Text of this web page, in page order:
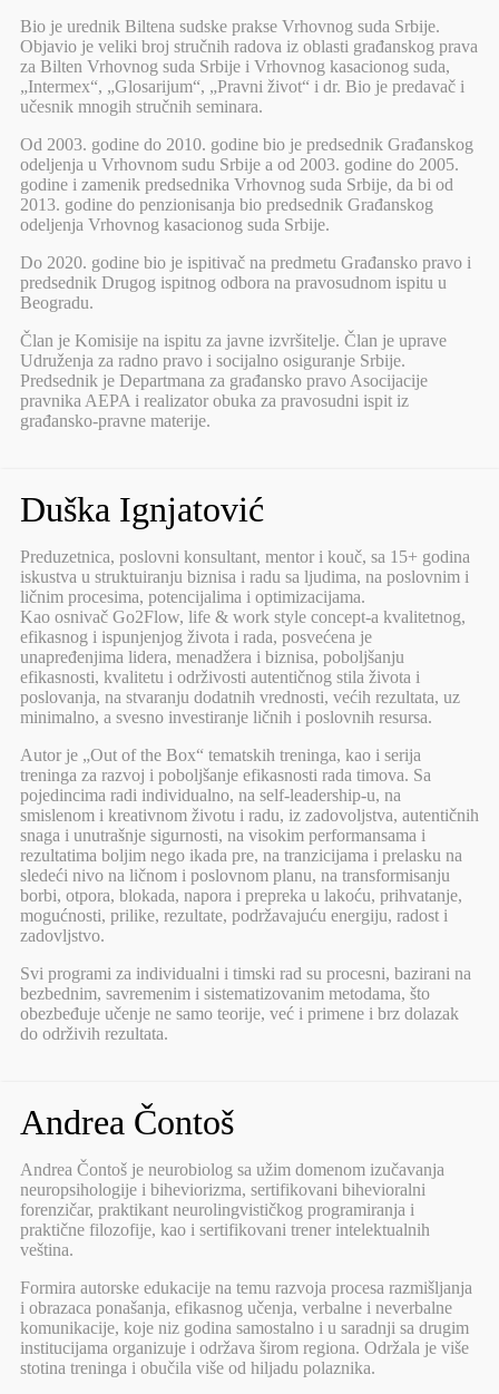
Bio je urednik Biltena sudske prakse Vrhovnog suda Srbije.
Objavio je veliki broj stručnih radova iz oblasti građanskog prava
za Bilten Vrhovnog suda Srbije i Vrhovnog kasacionog suda,
„Intermex“, „Glosarijum“, „Pravni život“ i dr. Bio je predavač i
učesnik mnogih stručnih seminara.
Od 2003. godine do 2010. godine bio je predsednik Građanskog
odeljenja u Vrhovnom sudu Srbije a od 2003. godine do 2005.
godine i zamenik predsednika Vrhovnog suda Srbije, da bi od
2013. godine do penzionisanja bio predsednik Građanskog
odeljenja Vrhovnog kasacionog suda Srbije.
Do 2020. godine bio je ispitivač na predmetu Građansko pravo i
predsednik Drugog ispitnog odbora na pravosudnom ispitu u
Beogradu.
Član je Komisije na ispitu za javne izvršitelje. Član je uprave
Udruženja za radno pravo i socijalno osiguranje Srbije.
Predsednik je Departmana za građansko pravo Asocijacije
pravnika AEPA i realizator obuka za pravosudni ispit iz
građansko-pravne materije.
Duška Ignjatović
Preduzetnica, poslovni konsultant, mentor i kouč, sa 15+ godina
iskustva u struktuiranju biznisa i radu sa ljudima, na poslovnim i
ličnim procesima, potencijalima i optimizacijama.
Kao osnivač Go2Flow, life & work style concept-a kvalitetnog,
efikasnog i ispunjenjog života i rada, posvećena je
unapređenjima lidera, menadžera i biznisa, poboljšanju
efikasnosti, kvalitetu i održivosti autentičnog stila života i
poslovanja, na stvaranju dodatnih vrednosti, većih rezultata, uz
minimalno, a svesno investiranje ličnih i poslovnih resursa.
Autor je „Out of the Box“ tematskih treninga, kao i serija
treninga za razvoj i poboljšanje efikasnosti rada timova. Sa
pojedincima radi individualno, na self-leadership-u, na
smislenom i kreativnom životu i radu, iz zadovoljstva, autentičnih
snaga i unutrašnje sigurnosti, na visokim performansama i
rezultatima boljim nego ikada pre, na tranzicijama i prelasku na
sledeći nivo na ličnom i poslovnom planu, na transformisanju
borbi, otpora, blokada, napora i prepreka u lakoću, prihvatanje,
mogućnosti, prilike, rezultate, podržavajuću energiju, radost i
zadovljstvo.
Svi programi za individualni i timski rad su procesni, bazirani na
bezbednim, savremenim i sistematizovanim metodama, što
obezbeđuje učenje ne samo teorije, već i primene i brz dolazak
do održivih rezultata.
Andrea Čontoš
Andrea Čontoš je neurobiolog sa užim domenom izučavanja
neuropsihologije i biheviorizma, sertifikovani bihevioralni
forenzičar, praktikant neurolingvističkog programiranja i
praktične filozofije, kao i sertifikovani trener intelektualnih
veština.
Formira autorske edukacije na temu razvoja procesa razmišljanja
i obrazaca ponašanja, efikasnog učenja, verbalne i neverbalne
komunikacije, koje niz godina samostalno i u saradnji sa drugim
institucijama organizuje i održava širom regiona. Održala je više
stotina treninga i obučila više od hiljadu polaznika.